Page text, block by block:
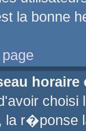
la bonne
horaire
choisi
r�ponse